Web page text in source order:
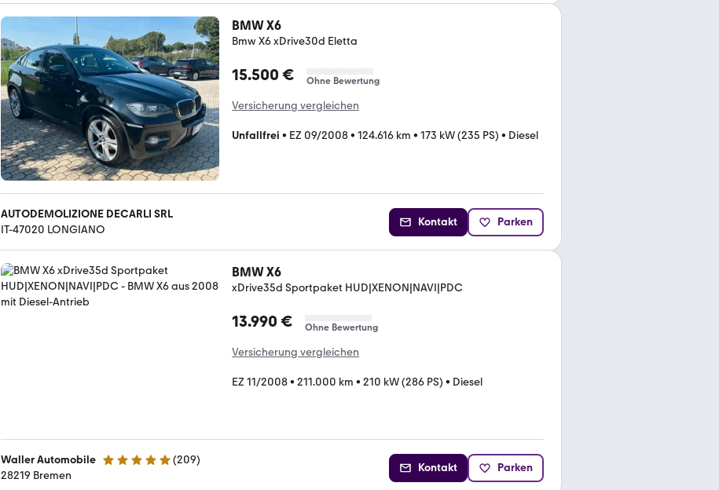
BMW X6
Bmw X6 xDrive30d Eletta
15.500 € Ohne Bewertung
Versicherung vergleichen
Unfallfrei • EZ 09/2008• 124.616 km • 173 kW (235 PS) • Diesel
AUTODEMOLIZIONE DECARLI SRL
IT-47020 LONGIANO
Kontakt Parken
BMW X6
xDrive35d Sportpaket HUD|XENON|NAVI|PDC
13.990 € Ohne Bewertung
Versicherung vergleichen
EZ 11/2008• 211.000 km • 210 kW (286 PS) • Diesel
Waller Automobile 4.8 Sterne (209)
28219 Bremen
Kontakt Parken